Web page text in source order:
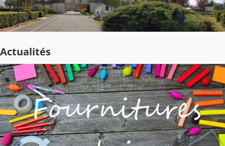
Actualités